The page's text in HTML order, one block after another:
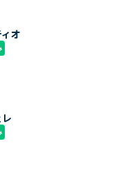
オ